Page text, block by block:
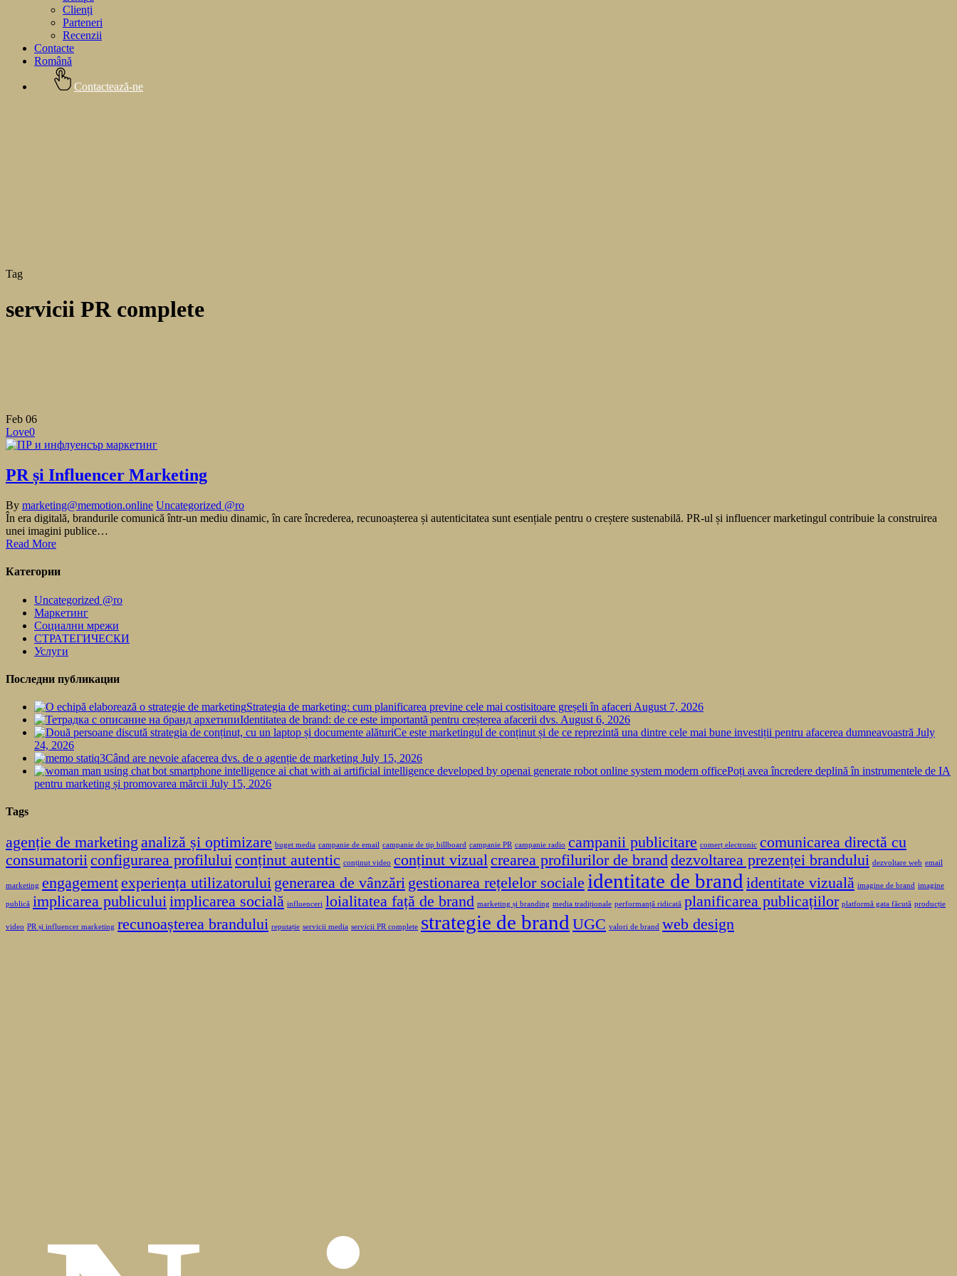
Clienți
Parteneri
Recenzii
Contacte
Română
Contactează-ne
Tag
servicii PR complete
Feb 06
Love0
PR și Influencer Marketing
By marketing@memotion.online Uncategorized @ro
În era digitală, brandurile comunică într-un mediu dinamic, în care încrederea, recunoașterea și autenticitatea sunt esențiale pentru o creștere sustenabilă. PR-ul și influencer marketingul contribuie la construirea
unei imagini publice…
Read More
Категории
Uncategorized @ro
Маркетинг
Социални мрежи
СТРАТЕГИЧЕСКИ
Услуги
Последни публикации
Strategia de marketing: cum planificarea previne cele mai costisitoare greșeli în afaceri August 7, 2026
Identitatea de brand: de ce este importantă pentru creșterea afacerii dvs. August 6, 2026
Ce este marketingul de conținut și de ce reprezintă una dintre cele mai bune investiții pentru afacerea dumneavoastră July
24, 2026
Când are nevoie afacerea dvs. de o agenție de marketing July 15, 2026
Poți avea încredere deplină în instrumentele de IA
pentru marketing și promovarea mărcii July 15, 2026
Tags
agenție de marketing analiză și optimizare buget media campanie de email campanie de tip billboard campanie PR campanie radio campanii publicitare comerț electronic comunicarea directă cu
consumatorii configurarea profilului conținut autentic conținut video conținut vizual crearea profilurilor de brand dezvoltarea prezenței brandului dezvoltare web email
marketing engagement experiența utilizatorului generarea de vânzări gestionarea rețelelor sociale identitate de brand identitate vizuală imagine de brand imagine
publică implicarea publicului implicarea socială influenceri loialitatea față de brand marketing și branding media tradiționale performanță ridicată planificarea publicațiilor platformă gata făcută producție
video PR și influencer marketing recunoașterea brandului reputație servicii media servicii PR complete strategie de brand UGC valori de brand web design